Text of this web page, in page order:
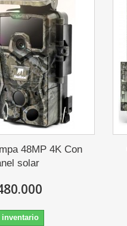
48MP 4K Con
solar
inventario